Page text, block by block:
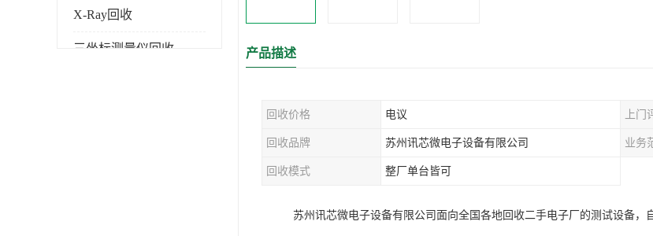
X-Ray回收
三坐标测量仪回收 产品描述
回收价格 电议 上门
回收品牌 苏州讯芯微电子设备有限公司 业务
回收模式 整厂单台皆可
苏州讯芯微电子设备有限公司面向全国各地回收二手电子厂的测试设备